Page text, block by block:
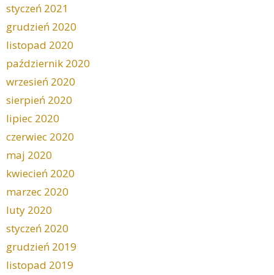
styczeń 2021
grudzień 2020
listopad 2020
październik 2020
wrzesień 2020
sierpień 2020
lipiec 2020
czerwiec 2020
maj 2020
kwiecień 2020
marzec 2020
luty 2020
styczeń 2020
grudzień 2019
listopad 2019